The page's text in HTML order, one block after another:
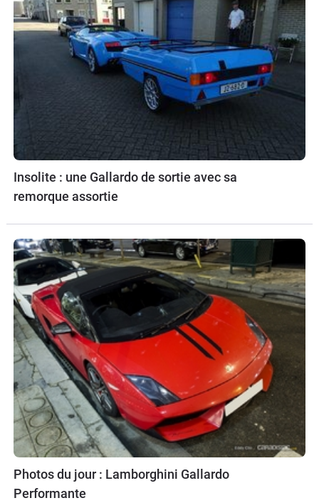
Insolite : une Gallardo de sortie avec sa
remorque assortie
Photos du jour : Lamborghini Gallardo
Performante